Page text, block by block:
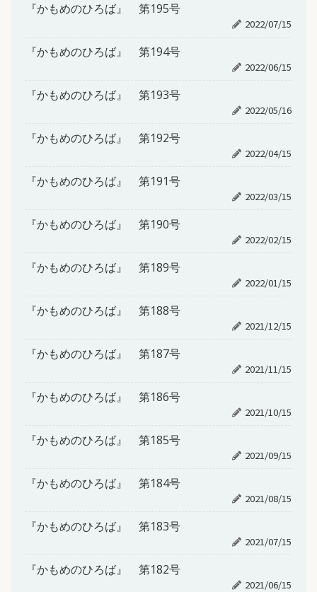
『かもめのひろば』 第195号
2022/07/15
『かもめのひろば』 第194号
2022/06/15
『かもめのひろば』 第193号
2022/05/16
『かもめのひろば』 第192号
2022/04/15
『かもめのひろば』 第191号
2022/03/15
『かもめのひろば』 第190号
2022/02/15
『かもめのひろば』 第189号
2022/01/15
『かもめのひろば』 第188号
2021/12/15
『かもめのひろば』 第187号
2021/11/15
『かもめのひろば』 第186号
2021/10/15
『かもめのひろば』 第185号
2021/09/15
『かもめのひろば』 第184号
2021/08/15
『かもめのひろば』 第183号
2021/07/15
『かもめのひろば』 第182号
2021/06/15